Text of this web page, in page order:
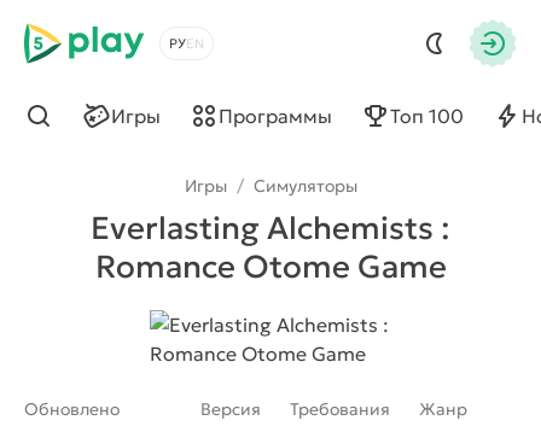
5play
Выбрать язык
Игры Программы Топ 100
Найти
Игры / Симуляторы
Everlasting Alchemists :
Romance Otome Game
Обновлено
Версия
Требования
Жанр